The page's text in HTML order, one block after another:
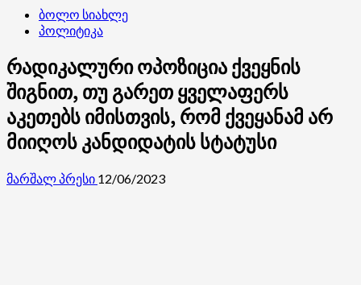
ბოლო სიახლე
პოლიტიკა
რადიკალური ოპოზიცია ქვეყნის
შიგნით, თუ გარეთ ყველაფერს
აკეთებს იმისთვის, რომ ქვეყანამ არ
მიიღოს კანდიდატის სტატუსი
მარშალ პრესი 12/06/2023